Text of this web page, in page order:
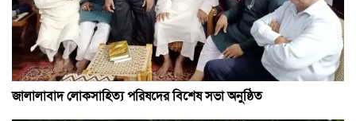
জালালাবাদ লোকসাহিত্য পরিষদের বিশেষ সভা অনুষ্ঠিত